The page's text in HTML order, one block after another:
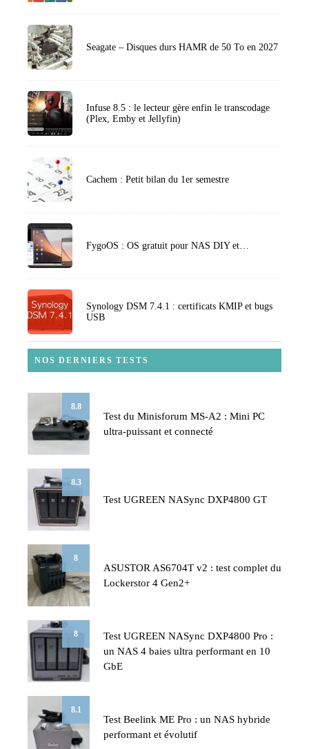
Seagate – Disques durs HAMR de 50 To en 2027
Infuse 8.5 : le lecteur gère enfin le transcodage
(Plex, Emby et Jellyfin)
Cachem : Petit bilan du 1er semestre
FygoOS : OS gratuit pour NAS DIY et…
Synology DSM 7.4.1 : certificats KMIP et bugs
USB
NOS DERNIERS TESTS
8.8
Test du Minisforum MS-A2 : Mini PC
ultra-puissant et connecté
8.3
Test UGREEN NASync DXP4800 GT
8
ASUSTOR AS6704T v2 : test complet du
Lockerstor 4 Gen2+
8
Test UGREEN NASync DXP4800 Pro :
un NAS 4 baies ultra performant en 10
GbE
8.1
Test Beelink ME Pro : un NAS hybride
performant et évolutif